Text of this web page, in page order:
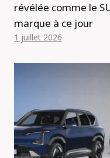
révélée comme le
marque à ce jour
1 juillet 2026